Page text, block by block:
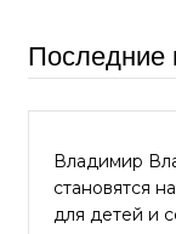
Последние
Владимир
становятся
для детей и